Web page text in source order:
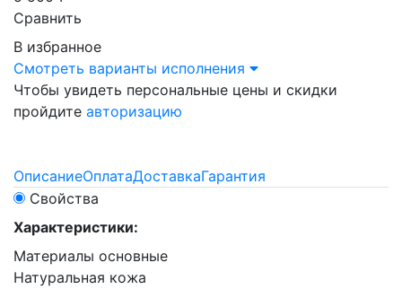
Сравнить
В избранное
Смотреть варианты исполнения
Чтобы увидеть персональные цены и скидки
пройдите авторизацию
ОписаниеОплатаДоставкаГарантия
Свойства
Характеристики:
Материалы основные
Натуральная кожа